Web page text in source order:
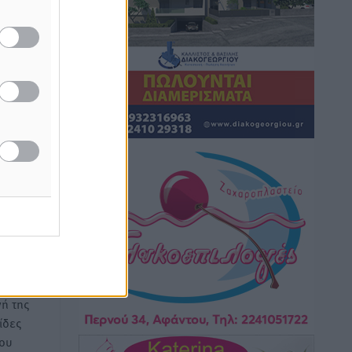
στο
της
κοστίσουν σε φόρο
• πριν 2 ώρες
Η επόμενη παγκόσμια δύναμη στα
υδροπλάνα μπορεί να είναι η Ελλάδα
• πριν 2 ώρες
Στη Σύμη η Φαίη Σκορδά επισκέφθηκε
την Ιερά Μονή του Πανορμίτη
Τοπικές Ειδήσεις• πριν 2 ώρες
Σερβία: Ανακάμπτουν οι τουριστικές
ροές προς την Ελλάδα
• πριν 2 ώρες
Γεραπετρίτη
Τοπικές Ειδήσεις • πριν 2 ώρες